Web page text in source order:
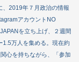
、2019年７月政治の情報
アカウントNO
を立ち上げ、２週間
1.5万人を集める。現在約
心を持ちながら、「参加